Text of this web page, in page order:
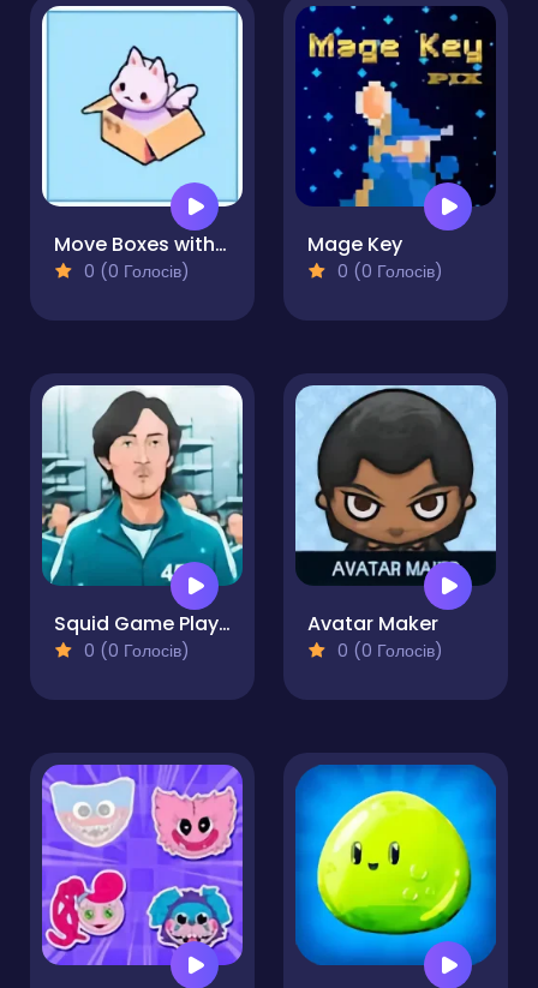
Move Boxes with Cat
0 (0 Голосів)
Mage Key
0 (0 Голосів)
Squid Game Player 456 Sliding
0 (0 Голосів)
Avatar Maker
0 (0 Голосів)